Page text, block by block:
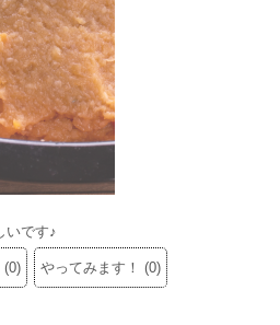
いです♪
(0) やってみます！ (0)